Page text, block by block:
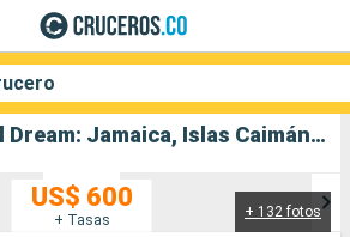
Crucero Carnival Dream: Jamaica, Islas Caimán, México, Estados Unidos salida desde Galveston
+ 132 fotos
US$ 600
+ Tasas